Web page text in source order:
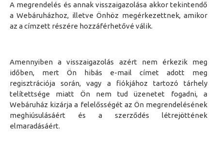
A megrendelés és annak visszaigazolása akkor tekintendő
aWebáruházhoz, illetveÖnhöz megérkezettnek, amikor
az a címzett részére hozzáférhetővé válik.
Amennyiben a visszaigazolás azért nem érkezik meg
időben, mert Ön hibás e-mail címet adott meg
regisztrációja során, vagy a fiókjához tartozó tárhely
telítettsége miatt Ön nem tud üzenetet fogadni,a
Webáruház kizárja a felelősségét az Ön megrendelésének
meghiúsulásáért és a szerződés létrejöttének
elmaradásáért.